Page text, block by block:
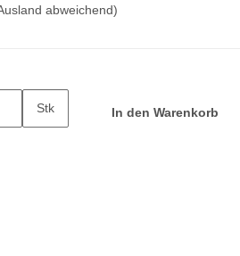
abweichend)
Stk
In den Warenkorb